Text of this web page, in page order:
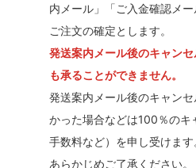
内メール」「ご入金確認メ
ご注文の確定とします。
発送案内メール後のキャン
も承ることができません。
発送案内メール後のキャン
かった場合などは100％のキ
手数料など）を申し受けます
あらかじめご了承ください。